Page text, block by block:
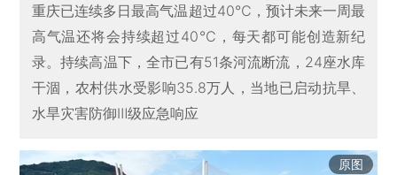
重庆已连续多日最高气温超过40℃，预计未来一周最
高气温还将会持续超过40℃，每天都可能创造新纪
录。持续高温下，全市已有51条河流断流，24座水库
干涸，农村供水受影响35.8万人，当地已启动抗旱、
水旱灾害防御Ⅲ级应急响应
原图